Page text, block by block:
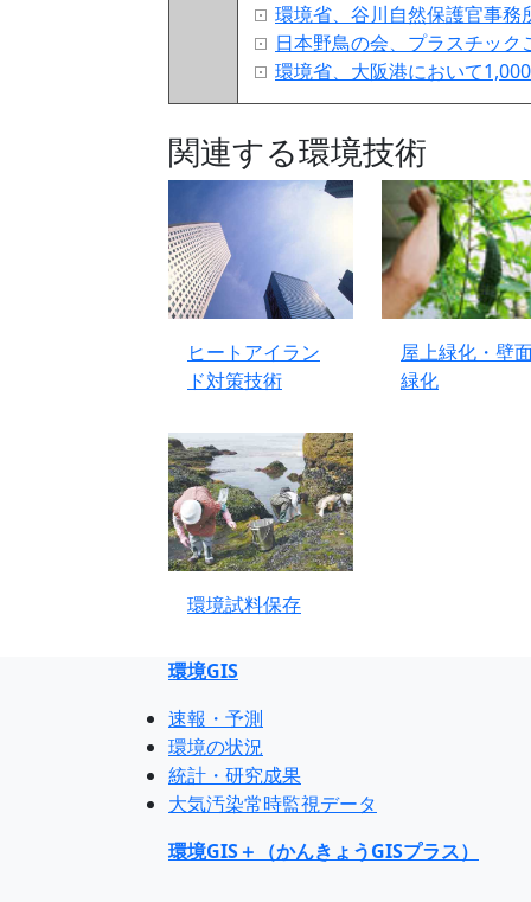
環境省、谷川自然保護官事
日本野鳥の会、プラスチッ
環境省、大阪港において
関連する環境技術
ヒートアイラン
ド対策技術
屋上緑化・壁
緑化
環境試料保存
環境GIS
速報・予測
環境の状況
統計・研究成果
大気汚染常時監視データ
環境GIS＋（かんきょうGISプラス）